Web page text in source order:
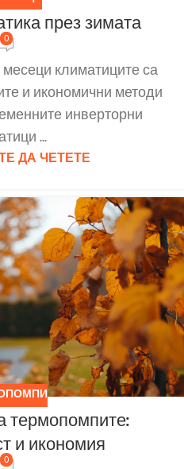
през зимата
0
климатиците са
и икономични методи
инверторни
...
ДА ЧЕТЕТЕ
термопомпите:
и икономия
0